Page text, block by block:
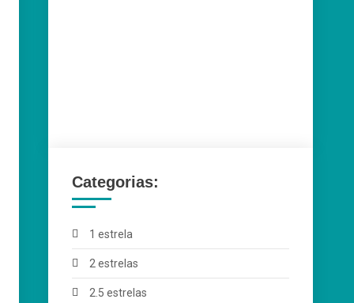
Categorias:
1 estrela
2 estrelas
2.5 estrelas